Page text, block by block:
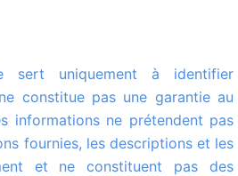
constitue pas une garantie au
informations ne prétendent pas
fournies, les descriptions et les
et ne constituent pas des